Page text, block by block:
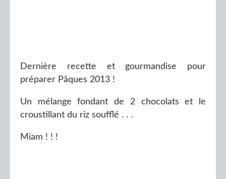
Dernière recette et gourmandise pour
préparer Pâques 2013 !
Un mélange fondant de 2 chocolats et le
croustillant du riz soufflé . . .
Miam ! ! !